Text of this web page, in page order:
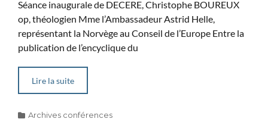
Séance inaugurale de DECERE, Christophe BOUREUX
op, théologien Mme l’Ambassadeur Astrid Helle,
représentant la Norvège au Conseil de l’Europe Entre la
publication de l’encyclique du
Lire la suite
Categories
Archives conférences